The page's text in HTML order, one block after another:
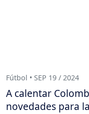
Fútbol • SEP 19 / 2024
A calentar
novedades para